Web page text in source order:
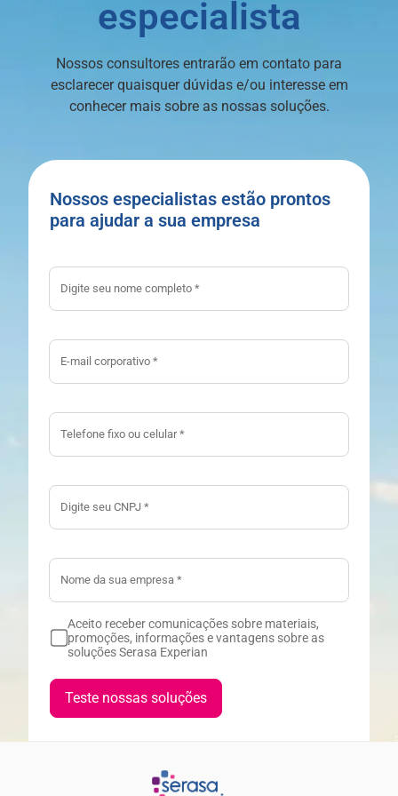
especialista
Nossos consultores entrarão em contato para
esclarecer quaisquer dúvidas e/ou interesse em
conhecer mais sobre as nossas soluções.
Nossos especialistas estão prontos
para ajudar a sua empresa
Aceito receber comunicações sobre materiais,
promoções, informações e vantagens sobre as
soluções Serasa Experian
Teste nossas soluções